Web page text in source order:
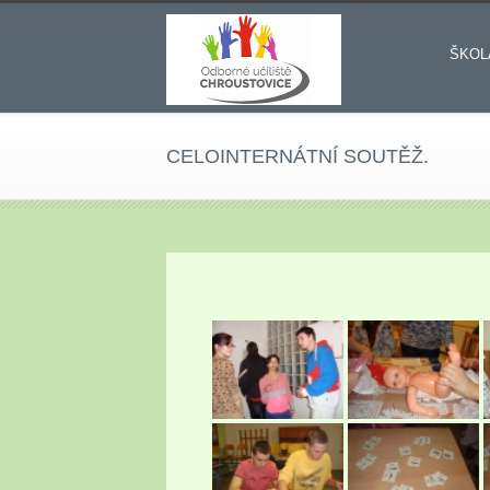
CELOINTERNÁTNÍ SOUTĚŽ.